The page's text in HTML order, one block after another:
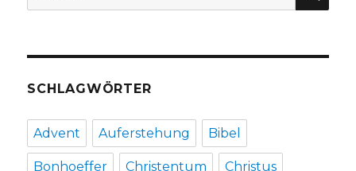
Welver
nach:
SCHLAGWÖRTER
Advent Auferstehung Bibel
Bonhoeffer Christentum Christus